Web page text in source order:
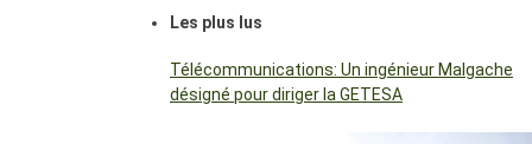
Les plus lus
Télécommunications: Un ingénieur Malgache
désigné pour diriger la GETESA